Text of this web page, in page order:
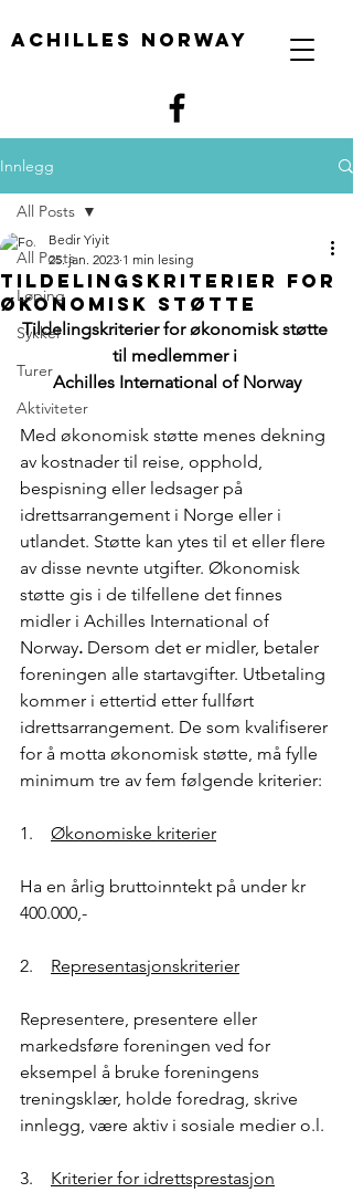
Achilles Norway
Innlegg
All Posts
Løping
Sykkel
Turer
Aktiviteter
All Posts
tILDELINGSKRITERIER FOR
ØKONOMISK STØTTE
Bedir Yiyit
25. jan. 2023 1 min lesing
Tildelingskriterier for økonomisk støtte
til medlemmer i
Achilles International of Norway
Med økonomisk støtte menes dekning
av kostnader til reise, opphold,
bespisning eller ledsager på
idrettsarrangement i Norge eller i
utlandet. Støtte kan ytes til et eller flere
av disse nevnte utgifter. Økonomisk
støtte gis i de tilfellene det finnes
midler i Achilles International of
Norway. Dersom det er midler, betaler
foreningen alle startavgifter. Utbetaling
kommer i ettertid etter fullført
idrettsarrangement. De som kvalifiserer
for å motta økonomisk støtte, må fylle
minimum tre av fem følgende kriterier:
1. Økonomiske kriterier
Ha en årlig bruttoinntekt på under kr
400.000,-
2. Representasjonskriterier
Representere, presentere eller
markedsføre foreningen ved for
eksempel å bruke foreningens
treningsklær, holde foredrag, skrive
innlegg, være aktiv i sosiale medier o.l.
3. Kriterier for idrettsprestasjon